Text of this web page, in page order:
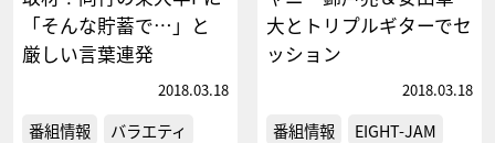
「そんな貯蓄で…」と
厳しい言葉連発
2018.03.18
番組情報 バラエティ
大とトリプルギターでセ
ッション
2018.03.18
番組情報
EIGHT-JAM